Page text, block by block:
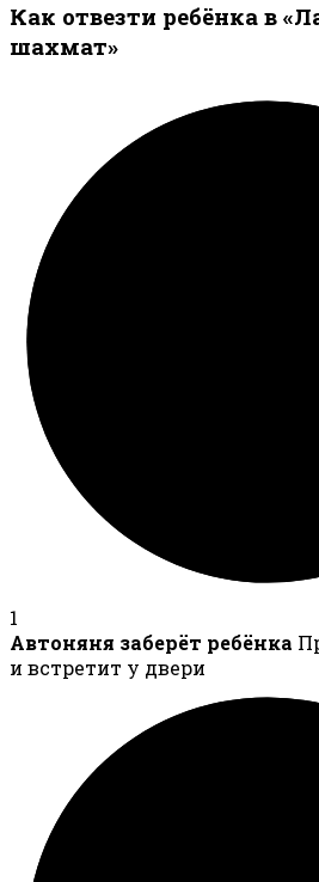
Как отвезти ребёнка в
шахмат»
1
Автоняня заберёт ребёнка
и встретит у двери